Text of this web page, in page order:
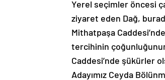
Yerel seçimler öncesi
ziyaret eden Dağ,
Mithatpaşa
tercihinin
Caddesi’nde şükürler
Adayımız Ceyda